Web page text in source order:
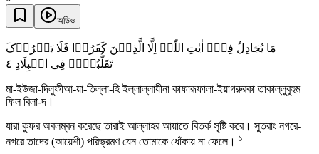
অডিও
مَا یُجَادِلُ فِیۡۤ اٰیٰتِ اللّٰہِ اِلَّا الَّذِیۡنَ کَفَرُوۡا فَلَا یَغۡرُرۡکَ
تَقَلُّبُہُمۡ فِی الۡبِلَادِ ٤
মা-ইউজা-দিলুফীআ-য়া-তিল্লা-হি ইল্লাল্লাযীনা কাফারূফালা-ইয়াগরুরকা তাকাল্লুবুহুম
ফিল বিলা-দ।
যারা কুফর অবলম্বন করেছে তারাই আল্লাহর আয়াতে বিতর্ক সৃষ্টি করে। সুতরাং নগরে-
নগরে তাদের (আয়েশী) পরিভ্রমণ যেন তোমাকে ধোঁকায় না ফেলে। ১